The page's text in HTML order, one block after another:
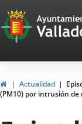
Portal
Web
del
de
InicioActualidad
(PM10) por intrusión de